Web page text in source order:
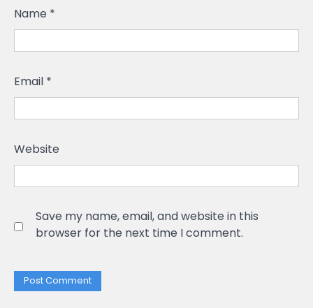
Name *
Email *
Website
Save my name, email, and website in this
browser for the next time I comment.